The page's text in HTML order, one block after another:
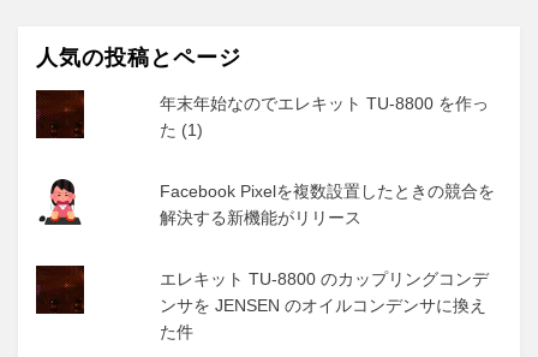
人気の投稿とページ
年末年始なのでエレキット TU-8800 を作っ
た (1)
Facebook Pixelを複数設置したときの競合を
解決する新機能がリリース
エレキット TU-8800 のカップリングコンデ
ンサを JENSEN のオイルコンデンサに換え
た件